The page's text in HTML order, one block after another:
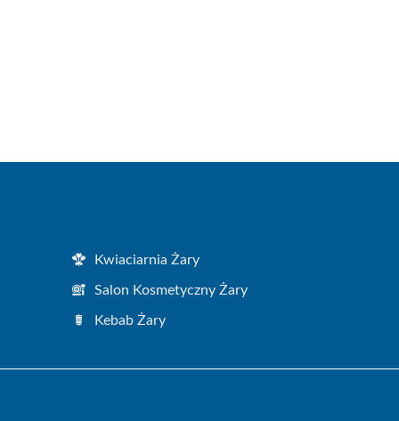
Kwiaciarnia Żary
Salon Kosmetyczny Żary
Kebab Żary